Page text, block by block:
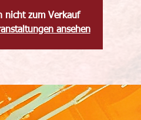
nicht zum Verkauf
ansehen